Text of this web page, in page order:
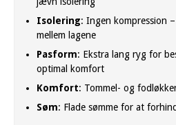
Isolering: Ingen kompression
mellem lagene
Pasform: Ekstra lang ryg for
optimal komfort
Komfort: Tommel- og
Søm: Flade sømme for at